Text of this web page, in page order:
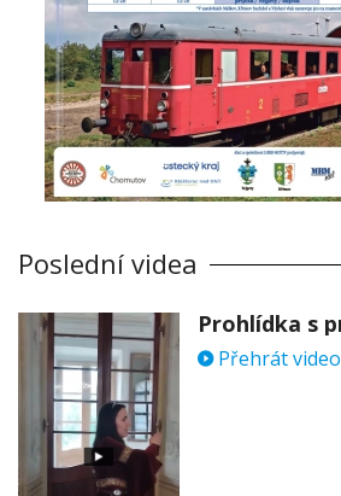
Poslední videa
Přehrát video